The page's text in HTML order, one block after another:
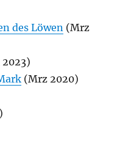
des Löwen (Mrz
2023)
(Mrz 2020)